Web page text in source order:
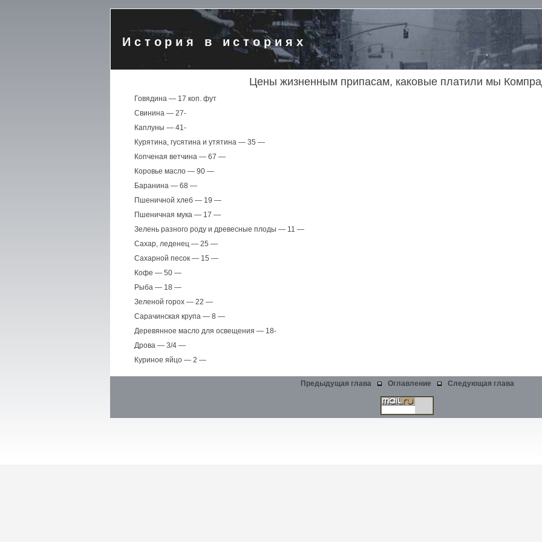
История в историях
Цены жизненным припасам, каковые платили мы
Говядина — 17 коп. фут
Свинина — 27-
Каплуны — 41-
Курятина, гусятина и утятина — 35 —
Копченая ветчина — 67 —
Коровье масло — 90 —
Баранина — 68 —
Пшеничной хлеб — 19 —
Пшеничная мука — 17 —
Зелень разного роду и древесные плоды — 11 —
Сахар, леденец — 25 —
Сахарной песок — 15 —
Кофе — 50 —
Рыба — 18 —
Зеленой горох — 22 —
Сарачинская крупа — 8 —
Деревянное масло для освещения — 18-
Дрова — 3/4 —
Куриное яйцо — 2 —
Предыдущая глава Оглавление Следующая глава